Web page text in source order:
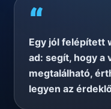
“
Egy jól felépített
ad: segít, hogy a
megtalálható,
legyen az